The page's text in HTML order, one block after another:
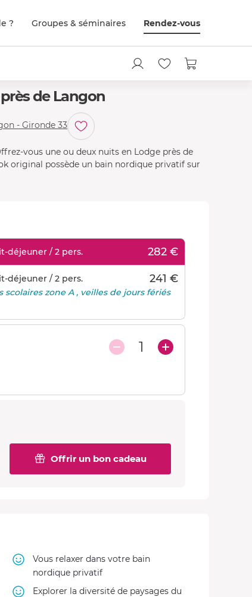
? Groupes & séminaires Rendez-vous
de Langon
- Gironde 33
vous une ou deux nuits en Lodge près de
original possède un bain nordique privatif sur
déjeuner / 2 pers. 282 €
déjeuner / 2 pers. 241 €
zone A , veilles de jours fériés
1
Offrir un bon cadeau
Vous relaxer dans votre bain
nordique privatif
Explorer la diversité de paysages du